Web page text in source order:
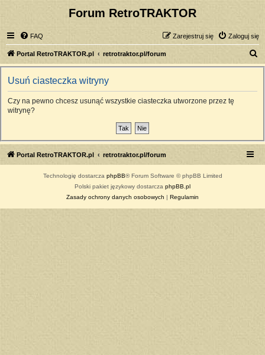
Forum RetroTRAKTOR
FAQ Zaloguj się
Zarejestruj się
Portal RetroTRAKTOR.pl retrotraktor.pl/forum
z
Usuń ciasteczka witryny
Czy na pewno chcesz usunąć wszystkie ciasteczka utworzone przez tę
witrynę?
Portal RetroTRAKTOR.pl retrotraktor.pl/forum
Technologię dostarcza phpBB® Forum Software © phpBB Limited
Polski pakiet językowy dostarcza phpBB.pl
Zasady ochrony danych osobowych | Regulamin